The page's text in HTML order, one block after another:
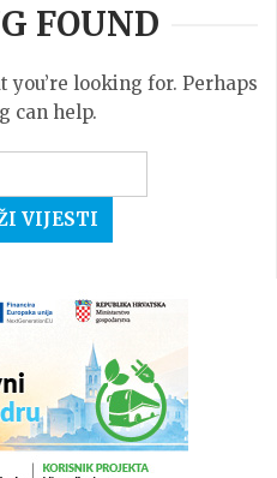
FOUND
you’re looking for. Perhaps
can help.